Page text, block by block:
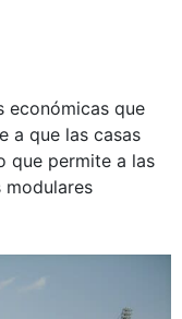
económicas que
a que las casas
que permite a las
modulares